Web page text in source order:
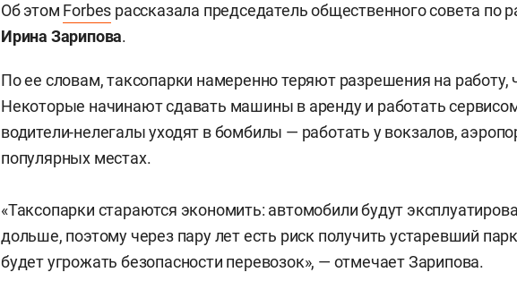
Об этом Forbes рассказала председатель общественного совета по
Ирина Зарипова.
По ее словам, таксопарки намеренно теряют разрешения на работу,
Некоторые начинают сдавать машины в аренду и работать
водители-нелегалы уходят в бомбилы — работать у вокзалов,
популярных местах.
«Таксопарки стараются экономить: автомобили будут
дольше, поэтому через пару лет есть риск получить устаревший
будет угрожать безопасности перевозок», — отмечает Зарипова.